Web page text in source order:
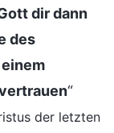
dir dann
des
“
der letzten